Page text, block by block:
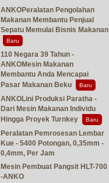
ANKOPeralatan Pengolahan
Makanan Membantu Penjual
Sepatu Memulai Bisnis Makanan
Baru
110 Negara 39 Tahun -
ANKOMesin Makanan
Membantu Anda Mencapai
Pasar Makanan Beku
Baru
ANKOLini Produksi Paratha -
Dari Mesin Makanan Individu
Hingga Proyek Turnkey
Baru
Peralatan Pemrosesan Lembar
Kue - 5400 Potongan, 0,35mm -
0,4mm, Per Jam
Mesin Pembuat Pangsit HLT-700
-ANKO